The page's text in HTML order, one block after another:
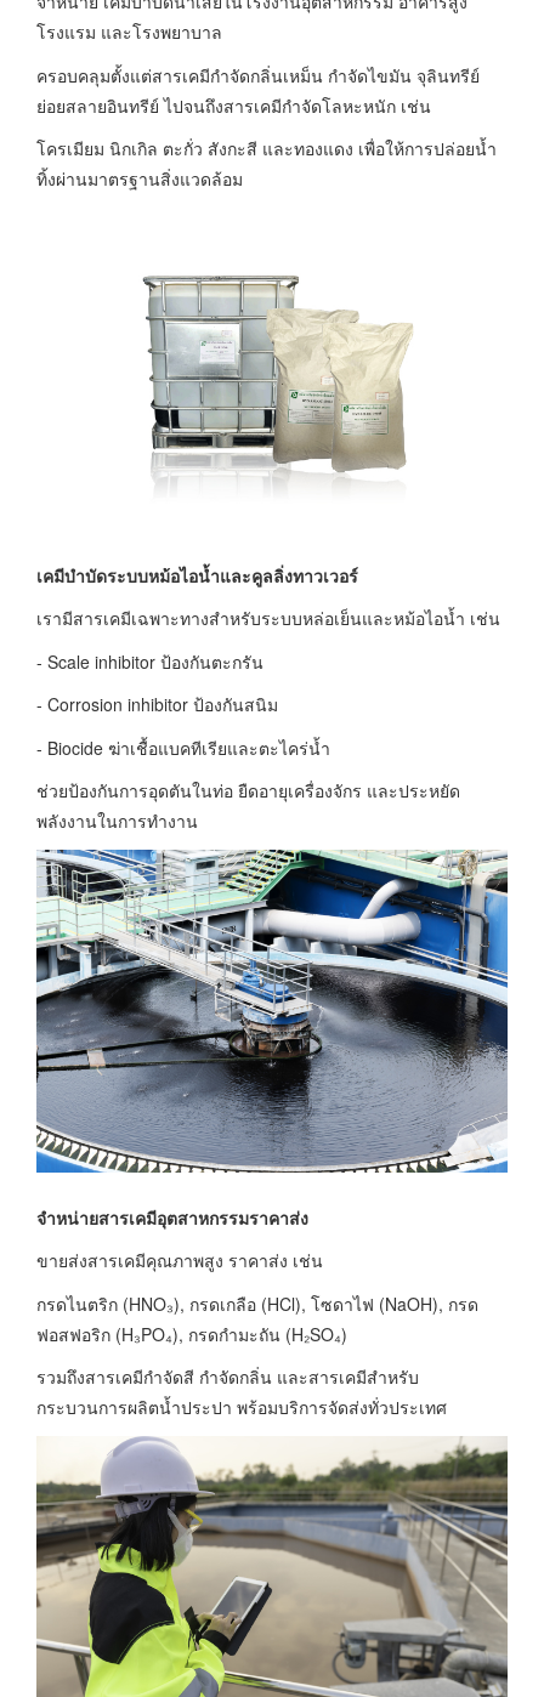
โรงแรม และโรงพยาบาล
ครอบคลุมตั้งแต่สารเคมีกำจัดกลิ่นเหม็น กำจัดไขมัน จุลินทรีย์
ย่อยสลายอินทรีย์ ไปจนถึงสารเคมีกำจัดโลหะหนัก เช่น
โครเมียม นิกเกิล ตะกั่ว สังกะสี และทองแดง เพื่อให้การปล่อยน้ำ
ทิ้งผ่านมาตรฐานสิ่งแวดล้อม
เคมีบำบัดระบบหม้อไอน้ำและคูลลิ่งทาวเวอร์
เรามีสารเคมีเฉพาะทางสำหรับระบบหล่อเย็นและหม้อไอน้ำ เช่น
- Scale inhibitor ป้องกันตะกรัน
- Corrosion inhibitor ป้องกันสนิม
- Biocide ฆ่าเชื้อแบคทีเรียและตะไคร่น้ำ
ช่วยป้องกันการอุดตันในท่อ ยืดอายุเครื่องจักร และประหยัด
พลังงานในการทำงาน
จำหน่ายสารเคมีอุตสาหกรรมราคาส่ง
ขายส่งสารเคมีคุณภาพสูง ราคาส่ง เช่น
กรดไนตริก (HNO₃), กรดเกลือ (HCl), โซดาไฟ (NaOH), กรด
ฟอสฟอริก (H₃PO₄), กรดกำมะถัน (H₂SO₄)
รวมถึงสารเคมีกำจัดสี กำจัดกลิ่น และสารเคมีสำหรับ
กระบวนการผลิตน้ำประปา พร้อมบริการจัดส่งทั่วประเทศ